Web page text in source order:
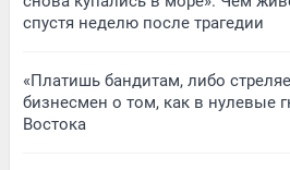
спустя неделю после трагедии
«Платишь бандитам, либо
бизнесмен о том, как в нулевые
Востока